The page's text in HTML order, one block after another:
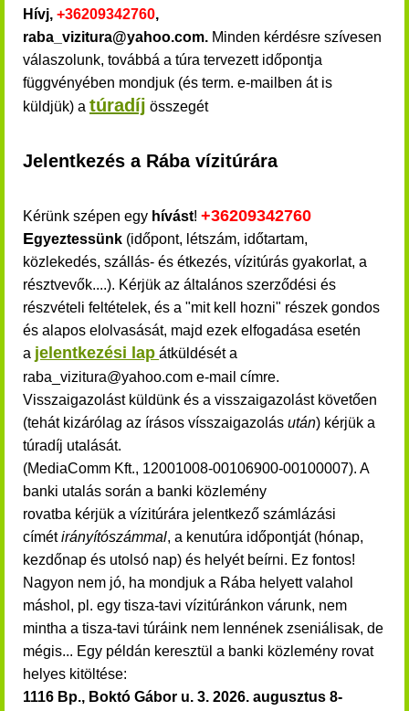
Hívj, +36209342760,
raba_vizitura@yahoo.com. Minden kérdésre szívesen
válaszolunk, továbbá a túra tervezett időpontja
függvényében mondjuk (és term. e-mailben át is
küldjük) a túradíj összegét
Jelentkezés a Rába vízitúrára
Kérünk szépen egy hívást! +36209342760
Egyeztessünk (időpont, létszám, időtartam,
közlekedés, szállás- és étkezés, vízitúrás gyakorlat, a
résztvevők....). Kérjük az általános szerződési és
részvételi feltételek, és a "mit kell hozni" részek gondos
és alapos elolvasását, majd ezek elfogadása esetén
a jelentkezési lap átküldését a
raba_vizitura@yahoo.com e-mail címre.
Visszaigazolást küldünk és a visszaigazolást követően
(tehát kizárólag az írásos vísszaigazolás után) kérjük a
túradíj utalását.
(MediaComm Kft., 12001008-00106900-00100007). A
banki utalás során a banki közlemény
rovatba kérjük a vízitúrára jelentkező számlázási
címétirányítószámmal, a kenutúra időpontját (hónap,
kezdőnap és utolsó nap) és helyét beírni. Ez fontos!
Nagyon nem jó, ha mondjuk a Rába helyett valahol
máshol, pl. egy tisza-tavi vízitúránkon várunk, nem
mintha a tisza-tavi túráink nem lennének zseniálisak, de
mégis... Egy példán keresztül a banki közlemény rovat
helyes kitöltése:
1116 Bp., Boktó Gábor u. 3. 2026. augusztus 8-